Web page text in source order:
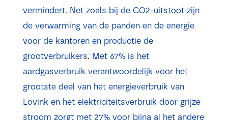
vermindert. Net zoals bij de CO2-uitstoot zijn
de verwarming van de panden en de energie
voor de kantoren en productie de
grootverbruikers. Met 67% is het
aardgasverbruik verantwoordelijk voor het
grootste deel van het energieverbruik van
Lovink en het elektriciteitsverbruik door grijze
stroom zorgt met 27% voor bijna al het andere